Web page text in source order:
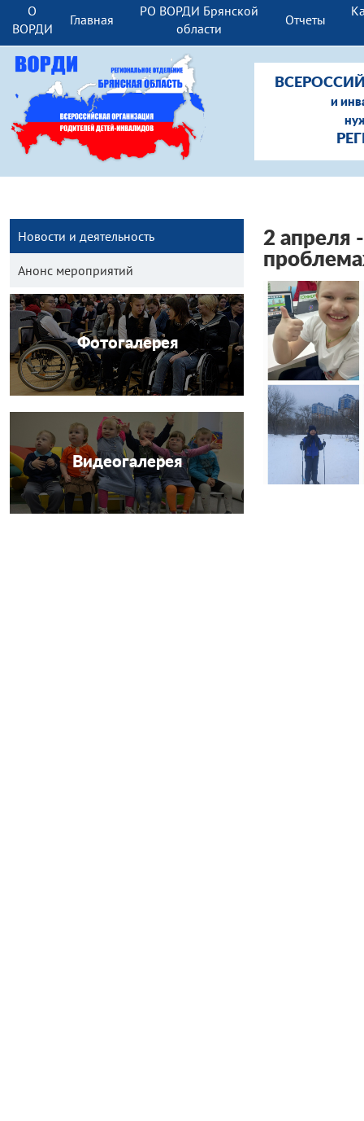
О
ВОРДИ
Главная
РО ВОРДИ Брянской
области
Отчеты
и
Новости и деятельность
Анонс мероприятий
Фотогалерея
Видеогалерея
2 апреля